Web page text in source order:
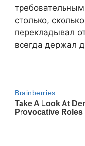
столько,
перекладывал
всегда держал